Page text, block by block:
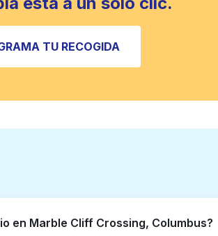
TU RECOGIDA
en Marble Cliff Crossing, Columbus?